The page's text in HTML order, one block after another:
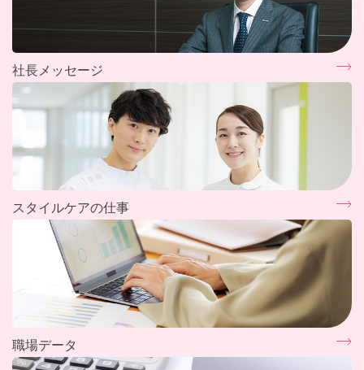
社長メッセージ
スタイルケアの仕事
職場データ